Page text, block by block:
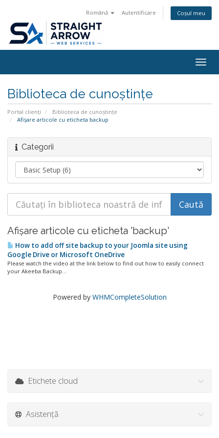
Română Autentificare Coșul meu
Biblioteca de cunoștințe
Portal clienți
Biblioteca de cunoștințe
Afișare articole cu eticheta backup
Categorii
Afișare articole cu eticheta 'backup'
How to add off site backup to your Joomla site using
Google Drive or Microsoft OneDrive
Please watch the video at the link below to find out how to easily connect
your Akeeba Backup...
Powered by WHMCompleteSolution
Etichete cloud
Asistență